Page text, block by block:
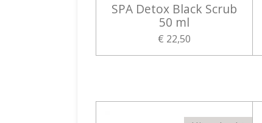
SPA Detox Black Scrub
50 ml
€ 22,50